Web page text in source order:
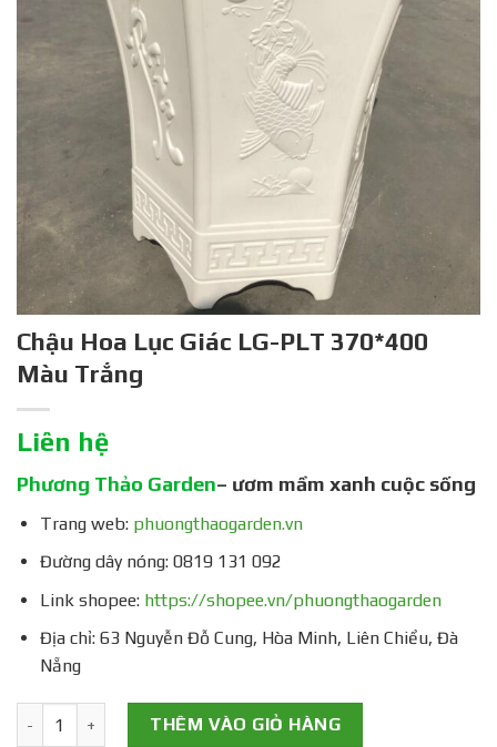
Chậu Hoa Lục Giác LG-PLT 370*400
Màu Trắng
Liên hệ
Phương Thảo Garden– ươm mầm xanh cuộc sống
Trang web: phuongthaogarden.vn
Đường dây nóng: 0819 131 092
Link shopee: https://shopee.vn/phuongthaogarden
Địa chỉ: 63 Nguyễn Đỗ Cung, Hòa Minh, Liên Chiểu, Đà
Nẵng
Chậu Hoa Lục Giác LG-PLT 370*400 Màu Trắng số lượng
THÊM VÀO GIỎ HÀNG